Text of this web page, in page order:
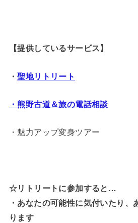
【提供しているサービス】
・聖地リトリート
・熊野古道＆旅の電話相談
・魅力アップ変身ツアー
☆リトリートに参加すると…
・ あなたの可能性に気付いたり、
ります